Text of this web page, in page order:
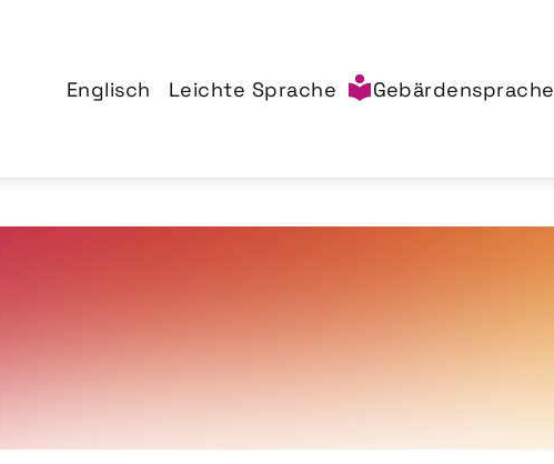
Englisch Leichte Sprache Gebärdensprache